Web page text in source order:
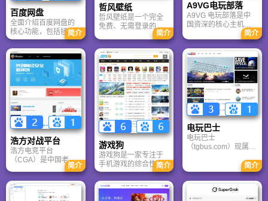
百度网盘
全面介绍百度网盘的
核心功能，包括拯救
手机内存、在线看视
频、AI智能做笔记与
总结长文。详细解答
数据安全性及服务器
备份机制，带你了解
GenFlow AI智能体如
何帮你高效办公与学
习。
简介
哲风壁纸
哲风壁纸是一个完全
免费、无需登录的高
清壁纸下载网站。提
供海量4K、8K超清电
脑与手机壁纸，涵盖
动漫、风景、赛博朋
克等多元风格。支持
动态壁纸与头像制
作，国内访问极速，
是美化桌面的首选平
台。
简介
A9VG电玩部落
A9VG 电玩部落是中
国资深的核心主机游
戏玩家社区。网站以
论坛为核心，提供全
面的主机游戏资讯、
攻略和资料库，覆盖
PlayStation、Xbox、
Switch 等全平台。凭
借其深厚的历史积淀
和活跃的用户群体，
A9VG 成为硬核玩家
交流心得、分享攻略
的首选平台之一。
简介
浩方对战平台
浩方电竞平台
（CGA）是中国老牌
游戏联机平台，提供
CS、War3、星际争霸
等经典游戏的稳定联
机服务。重温DOTA1
简介
游戏狗
游戏狗是一家专注于
手机游戏的综合性门
户网站。它致力于为
手游玩家提供最新、
最全的游戏资讯、攻
简介
电玩巴士
电玩巴士
（tgbus.com）现属于
注于解决游戏用户需
求的综合性游戏门户
网站，电玩巴士是一
个全面的综合性游戏
简介